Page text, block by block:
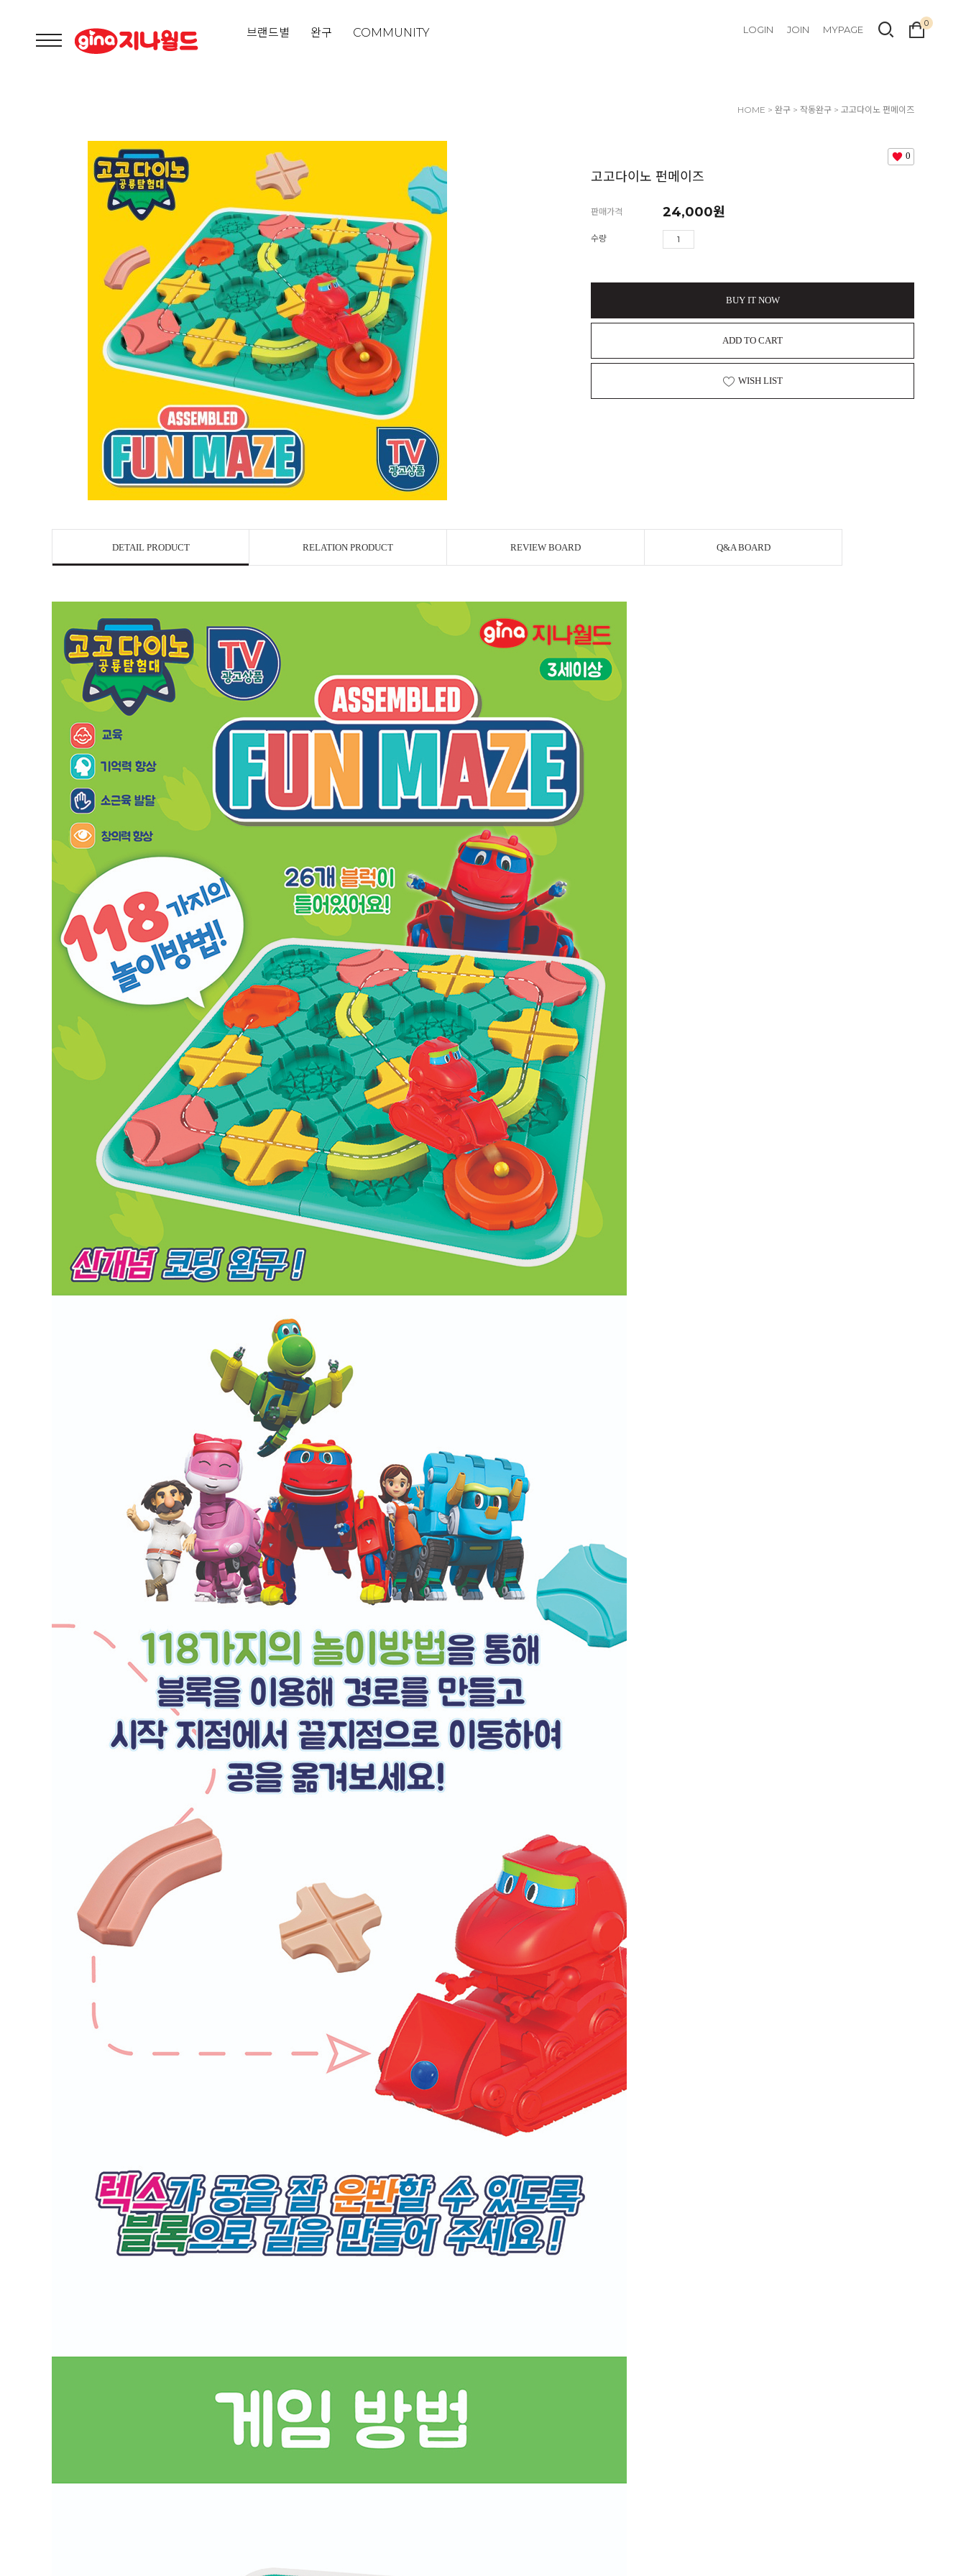
브랜드별 완구 COMMUNITY LOGIN JOIN MYPAGE
0
HOME > 완구 > 작동완구 > 고고다이노 펀메이즈
0
고고다이노 펀메이즈
판매가격 24,000원
수량
BUY IT NOW
ADD TO CART
WISH LIST
DETAIL PRODUCT RELATION PRODUCT REVIEW BOARD Q&A BOARD